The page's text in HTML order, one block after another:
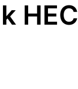
HEC